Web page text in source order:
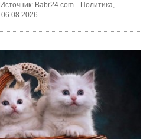
Источник: Babr24.com. Политика,
06.08.2026